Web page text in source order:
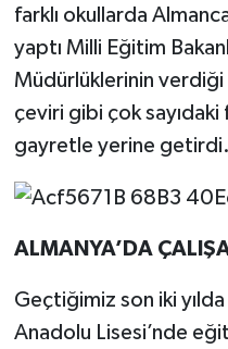
farklı okullarda
yaptı Milli Eğitim
Müdürlüklerinin
çeviri gibi çok
gayretle yerine getirdi.
ALMANYA’DA
Geçtiğimiz son iki
Anadolu Lisesi’nde